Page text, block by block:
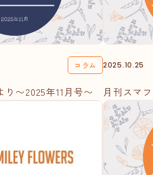
コラム
〜2025年11月号〜
2025.10.25
月刊スマ